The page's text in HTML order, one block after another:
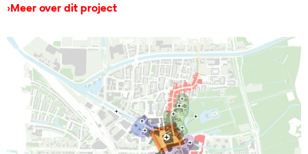
›Meer over dit project